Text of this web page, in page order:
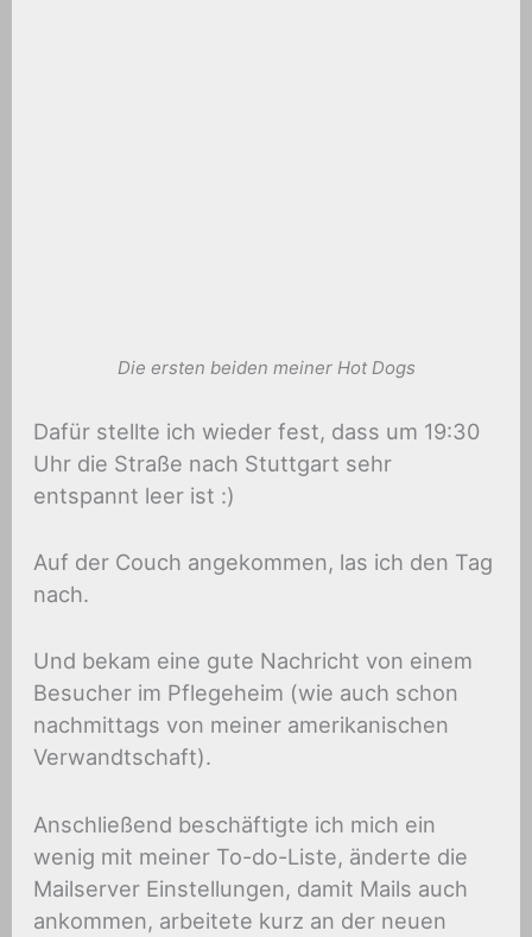
Die ersten beiden meiner Hot Dogs
Dafür stellte ich wieder fest, dass um 19:30
Uhr die Straße nach Stuttgart sehr
entspannt leer ist :)
Auf der Couch angekommen, las ich den Tag
nach.
Und bekam eine gute Nachricht von einem
Besucher im Pflegeheim (wie auch schon
nachmittags von meiner amerikanischen
Verwandtschaft).
Anschließend beschäftigte ich mich ein
wenig mit meiner To-do-Liste, änderte die
Mailserver Einstellungen, damit Mails auch
ankommen, arbeitete kurz an der neuen